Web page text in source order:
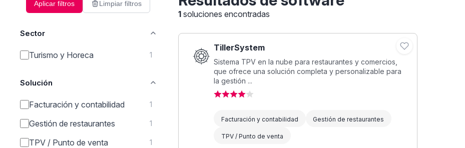
Aplicar filtros Limpiar filtros
Sector
Turismo y Horeca 1
Solución
Facturación y contabilidad 1
Gestión de restaurantes 1
TPV / Punto de venta 1
1 soluciones encontradas
TillerSystem
Sistema TPV en la nube para restaurantes y comercios,
que ofrece una solución completa y personalizable para
la gestión ...
Facturación y contabilidad Gestión de restaurantes
TPV / Punto de venta